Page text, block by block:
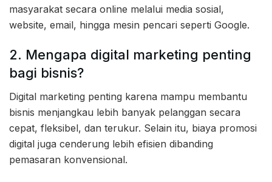
masyarakat secara online melalui media sosial,
website, email, hingga mesin pencari seperti Google.
2. Mengapa digital marketing penting
bagi bisnis?
Digital marketing penting karena mampu membantu
bisnis menjangkau lebih banyak pelanggan secara
cepat, fleksibel, dan terukur. Selain itu, biaya promosi
digital juga cenderung lebih efisien dibanding
pemasaran konvensional.